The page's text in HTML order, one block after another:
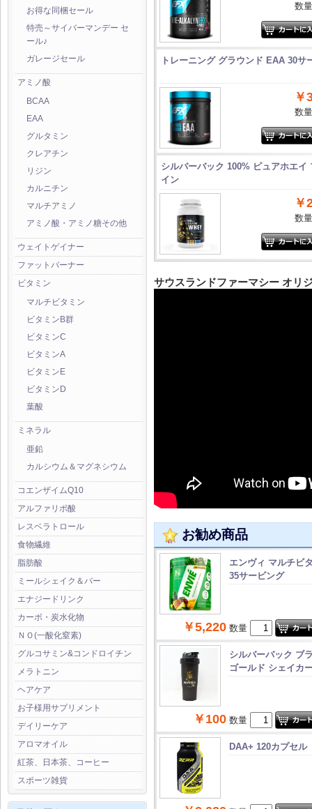
お得な同梱セール
特売～サイバーマンデー セ
ール♪
ガレージセール
アミノ酸
BCAA
EAA
グルタミン
クレアチン
リジン
カルニチン
マルチアミノ
アミノ酸・アミノ糖その他
ウェイトゲイナー
ファットバーナー
ビタミン
マルチビタミン
ビタミンB群
ビタミンC
ビタミンA
ビタミンE
ビタミンD
葉酸
ミネラル
亜鉛
カルシウム＆マグネシウム
コエンザイムQ10
アルファリポ酸
レスベラトロール
食物繊維
脂肪酸
ミールシェイク＆バー
エナジードリンク
カーボ・炭水化物
ＮＯ(一酸化窒素)
グルコサミン&コンドロイチン
メラトニン
ヘアケア
お子様用サプリメント
デイリーケア
アロマオイル
紅茶、日本茶、コーヒー
スポーツ雑貨
数
トレーニング グラウンド EAA 30サ
￥
数
シルバーバック 100% ピュアホエイ
イン
￥
数
サウスランドファーマシー オリ
お勧め商品
エンヴィ マルチビ
35サービング
￥5,220 数量
シルバーバック ブ
ゴールド シェイカ
￥100 数量
DAA+ 120カプセル